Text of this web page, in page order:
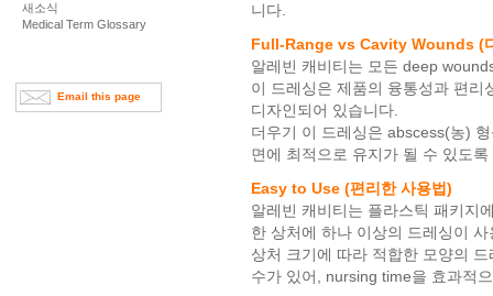
새소식
Medical Term Glossary
Email this page
니다.
Full-Range vs Cavity Wounds (
알레빈 캐비티는 모든 deep
이 드레싱은 제품의 융통성과 편
디자인되어 있습니다.
더우기 이 드레싱은 abscess(농)
면에 최적으로 유지가 될 수 있도
Easy to Use (편리한 사용법)
알레빈 캐비티는 플라스틱 패키지
한 상처에 하나 이상의 드레싱이
상처 크기에 따라 적합한 모양의
수가 있어, nursing time을 효과적